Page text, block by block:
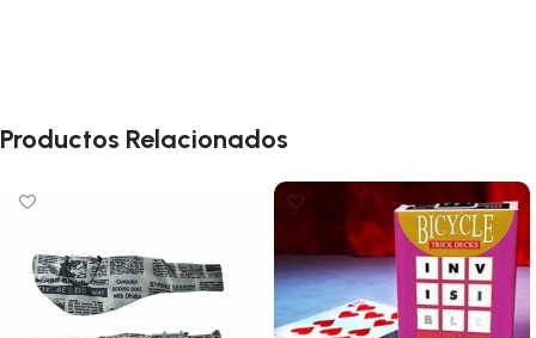
Productos Relacionados